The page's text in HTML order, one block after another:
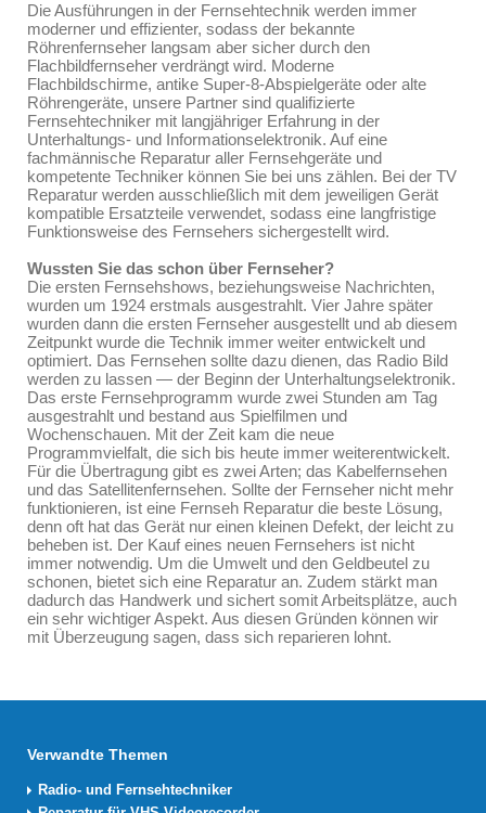
Die Ausführungen in der Fernsehtechnik werden immer
moderner und effizienter, sodass der bekannte
Röhrenfernseher langsam aber sicher durch den
Flachbildfernseher verdrängt wird. Moderne
Flachbildschirme, antike Super-8-Abspielgeräte oder alte
Röhrengeräte, unsere Partner sind qualifizierte
Fernsehtechniker mit langjähriger Erfahrung in der
Unterhaltungs- und Informationselektronik. Auf eine
fachmännische Reparatur aller Fernsehgeräte und
kompetente Techniker können Sie bei uns zählen. Bei der TV
Reparatur werden ausschließlich mit dem jeweiligen Gerät
kompatible Ersatzteile verwendet, sodass eine langfristige
Funktionsweise des Fernsehers sichergestellt wird.
Wussten Sie das schon über Fernseher?
Die ersten Fernsehshows, beziehungsweise Nachrichten,
wurden um 1924 erstmals ausgestrahlt. Vier Jahre später
wurden dann die ersten Fernseher ausgestellt und ab diesem
Zeitpunkt wurde die Technik immer weiter entwickelt und
optimiert. Das Fernsehen sollte dazu dienen, das Radio Bild
werden zu lassen — der Beginn der Unterhaltungselektronik.
Das erste Fernsehprogramm wurde zwei Stunden am Tag
ausgestrahlt und bestand aus Spielfilmen und
Wochenschauen. Mit der Zeit kam die neue
Programmvielfalt, die sich bis heute immer weiterentwickelt.
Für die Übertragung gibt es zwei Arten; das Kabelfernsehen
und das Satellitenfernsehen. Sollte der Fernseher nicht mehr
funktionieren, ist eine Fernseh Reparatur die beste Lösung,
denn oft hat das Gerät nur einen kleinen Defekt, der leicht zu
beheben ist. Der Kauf eines neuen Fernsehers ist nicht
immer notwendig. Um die Umwelt und den Geldbeutel zu
schonen, bietet sich eine Reparatur an. Zudem stärkt man
dadurch das Handwerk und sichert somit Arbeitsplätze, auch
ein sehr wichtiger Aspekt. Aus diesen Gründen können wir
mit Überzeugung sagen, dass sich reparieren lohnt.
Verwandte Themen
Radio- und Fernsehtechniker